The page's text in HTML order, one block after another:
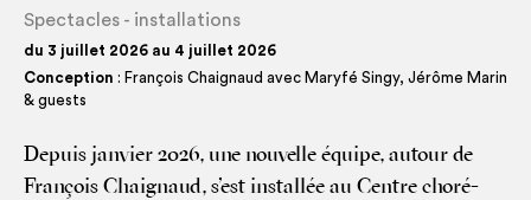
Spectacles - installations
du 3 juillet 2026 au 4 juillet 2026
Conception : François Chaignaud avec Maryfé Singy, Jérôme Marin
& guests
Depuis jan­vier 2026, une nou­velle équipe, autour de
Fran­çois Chai­gnaud, s’est ins­tal­lée au Centre cho­ré­